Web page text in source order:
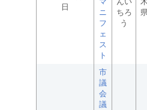
日
ニ
フ
ェ
ス
ト
ちろ
う
市
議
会
議